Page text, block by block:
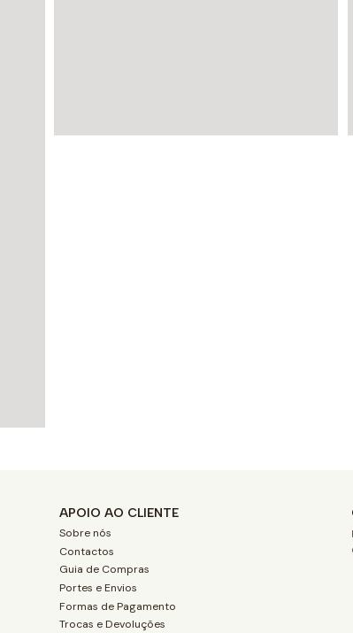
APOIO AO CLIENTE
Sobre nós
Contactos
Guia de Compras
Portes e Envios
Formas de Pagamento
Trocas e Devoluções